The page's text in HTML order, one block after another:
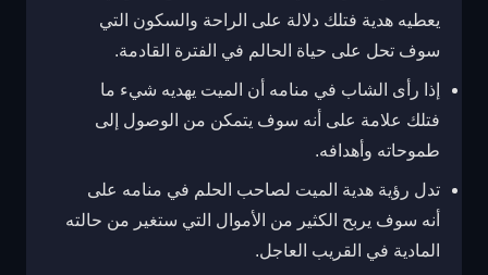
يعطيه هدية فتلك دلالة على الراحة والسكون التي
سوف تحل على حياة الحالم في الفترة القادمة.
إذا رأى الشاب في منامه أن الميت يهديه شيء ما
فتلك علامة على أنه سوف يتمكن من الوصول إلى
طموحاته وأهدافه.
تدل رؤية هدية الميت لصاحب الحلم في منامه على
أنه سوف يربح الكثير من الأموال التي ستغير من حالته
المادية في القريب العاجل.